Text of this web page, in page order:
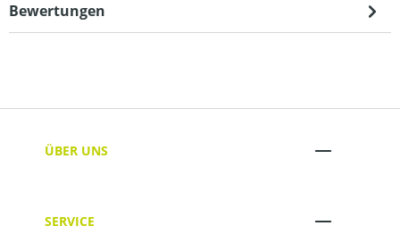
Bewertungen
ÜBER UNS
SERVICE